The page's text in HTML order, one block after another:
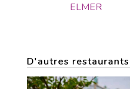
ELMER
D'autres